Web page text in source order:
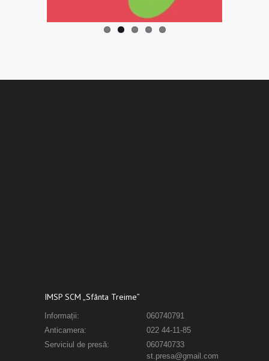
IMSP SCM „Sfânta Treime”
Informații:
060740791
Anticamera:
022 44-11-85
Serviciul de presă:
060740733
st.presa@gmail.com